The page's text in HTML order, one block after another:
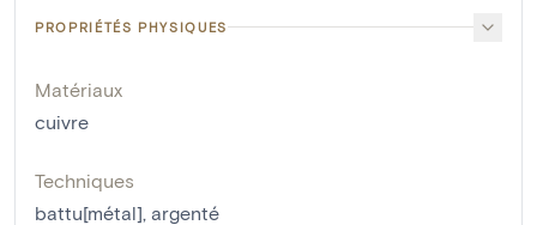
PROPRIÉTÉS PHYSIQUES
Matériaux
cuivre
Techniques
battu[métal], argenté